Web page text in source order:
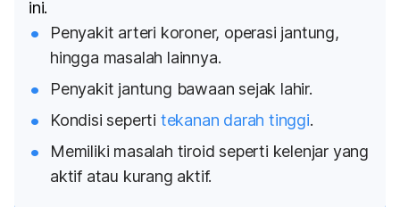
ini.
Penyakit arteri koroner, operasi jantung,
hingga masalah lainnya.
Penyakit jantung bawaan sejak lahir.
Kondisi seperti tekanan darah tinggi.
Memiliki masalah tiroid seperti kelenjar yang
aktif atau kurang aktif.